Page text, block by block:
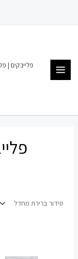
פלייבקים |